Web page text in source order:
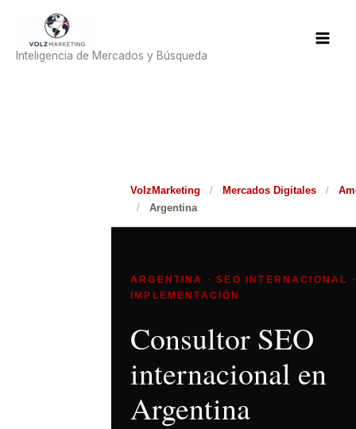
contenido
Inteligencia de Mercados y Búsqueda
VolzMarketing / Mercados Digitales /
/
Argentina
ARGENTINA · SEO INTERNACIONAL
IMPLEMENTACIÓN
Consultor SEO
internacional en
Argentina